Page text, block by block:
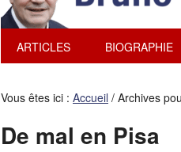
ARTICLES BIOGRAPHIE
Vous êtes ici : Accueil / Archives
De mal en Pisa